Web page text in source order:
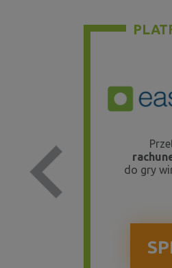
Previous
do gry